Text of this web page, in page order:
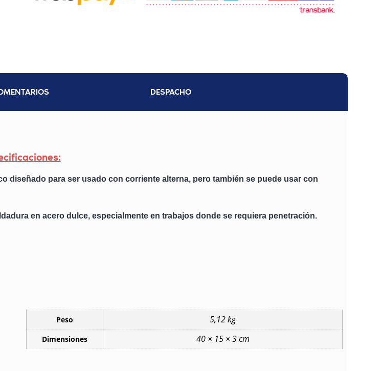
DESPACHO
diseñado para ser usado con corriente alterna, pero también se puede usar con
en acero dulce, especialmente en trabajos donde se requiera penetración.
Peso 5,12 kg
Dimensiones 40 × 15 × 3 cm